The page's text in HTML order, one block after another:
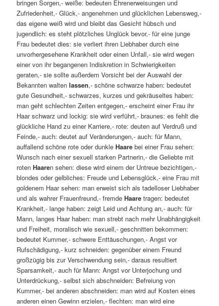
bringen Sorgen,- weiße: bedeuten Ehrenerweisungen und
Zufriedenheit,- Glück,- angenehmen und glücklichen Lebensweg,-
das eigene weiß wird und bleibt das Gesicht hübsch und
jugendlich: es steht plötzliches Unglück bevor,- für eine junge
Frau bedeutet dies: sie verliert ihren Liebhaber durch eine
unvorhergesehene Krankheit oder einen Unfall,- sie wird wegen
einer von ihr begangenen Indiskretion in Schwierigkeiten
geraten,- sie sollte außerdem Vorsicht bei der Auswahl der
Bekannten waltenlassen,- schöne schwarze haben: bedeutet
gute Gesundheit,- schwarzes, kurzes und gekräuseltes haben:
man geht schlechten Zeiten entgegen,- erscheint einer Frau ihr
Haar schwarz und lockig: sie wird verführt,- braunes: es fehlt die
glückliche Hand zu einer Karriere,- rote: deuten auf Verdruß und
Feinde,- auch: deutet auf Veränderungen,- auch: für Mann,
auffallend schöne rote oder dunkleHaare bei einer Frau sehen:
Wunsch nach einer sexuell starken Partnerin,- die Geliebte mit
rotenHaaren sehen: diese wird einem der Untreue bezichtigen,-
blondes oder gelbliches: Freude und Lebensglück,- eine Frau mit
goldenem Haar sehen: man erweist sich als tadelloser Liebhaber
und als wahrer Frauenfreund,- fremdeHaare tragen: bedeutet
Krankheit,- lange haben: zeigt Leid und Achtung an,- auch: für
Mann, langes Haar haben: man strebt nach mehr Unabhängigkeit
und Freiheit, moralisch wie sexuell,- geschnitten bekommen:
bedeutet Kummer,- schwere Enttäuschungen,- Angst vor
Rufschädigung,- kurz schneiden: gegenüber einem Freund
großzügig bis zur Verschwendung sein,- daraus resultiert
Sparsamkeit,- auch für Mann: Angst vor Unterjochung und
Unterdrückung,- selbst sich abschneiden: Befreiung von
Kummer,- bei anderen abschneiden: man wird auf Kosten eines
anderen einen Gewinn erzielen,- flechten: man wird eine